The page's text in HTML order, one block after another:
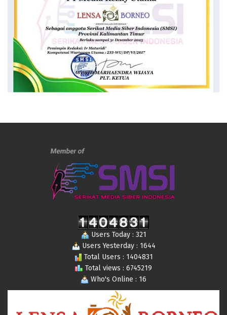
Users Today : 321
Users Yesterday : 1644
Total Users : 1404831
Total views : 6745219
Who's Online : 16